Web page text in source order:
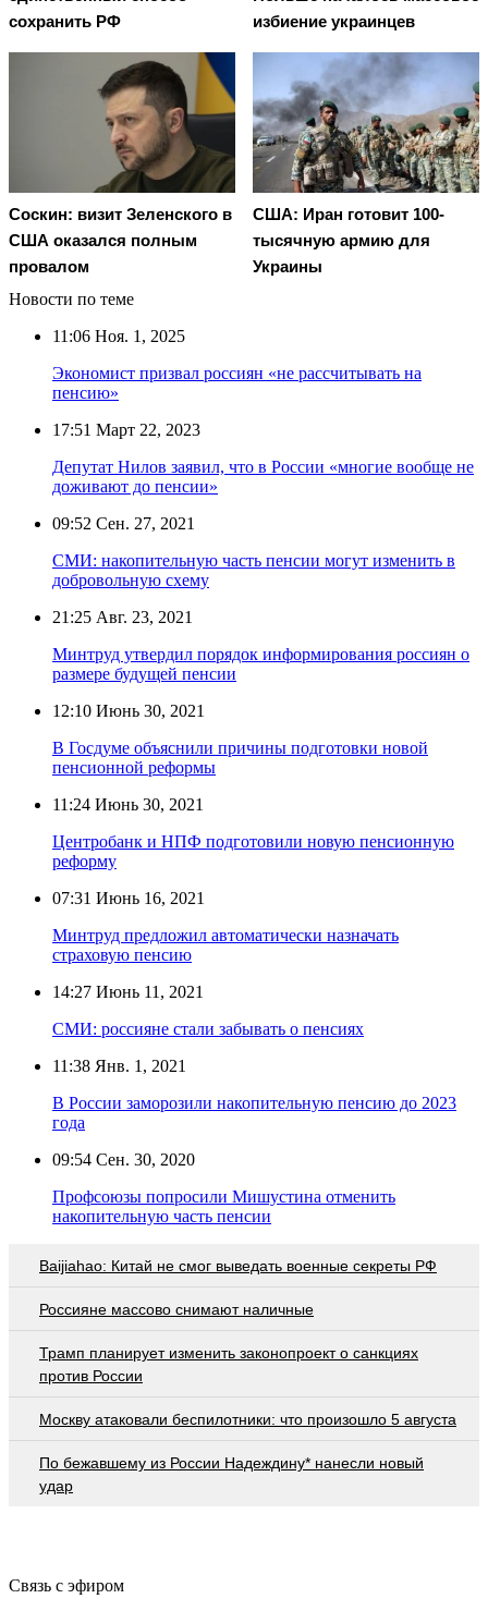
сохранить РФ
избиение украинцев
Соскин: визит Зеленского в
США оказался полным
провалом
США: Иран готовит 100-
тысячную армию для
Украины
Новости по теме
11:06 Ноя. 1, 2025
Экономист призвал россиян «не рассчитывать на
пенсию»
17:51 Март 22, 2023
Депутат Нилов заявил, что в России «многие вообще не
доживают до пенсии»
09:52 Сен. 27, 2021
СМИ: накопительную часть пенсии могут изменить в
добровольную схему
21:25 Авг. 23, 2021
Минтруд утвердил порядок информирования россиян о
размере будущей пенсии
12:10 Июнь 30, 2021
В Госдуме объяснили причины подготовки новой
пенсионной реформы
11:24 Июнь 30, 2021
Центробанк и НПФ подготовили новую пенсионную
реформу
07:31 Июнь 16, 2021
Минтруд предложил автоматически назначать
страховую пенсию
14:27 Июнь 11, 2021
СМИ: россияне стали забывать о пенсиях
11:38 Янв. 1, 2021
В России заморозили накопительную пенсию до 2023
года
09:54 Сен. 30, 2020
Профсоюзы попросили Мишустина отменить
накопительную часть пенсии
Baijiahao: Китай не смог выведать военные секреты РФ
Россияне массово снимают наличные
Трамп планирует изменить законопроект о санкциях
против России
Москву атаковали беспилотники: что произошло 5 августа
По бежавшему из России Надеждину* нанесли новый
удар
Связь с эфиром